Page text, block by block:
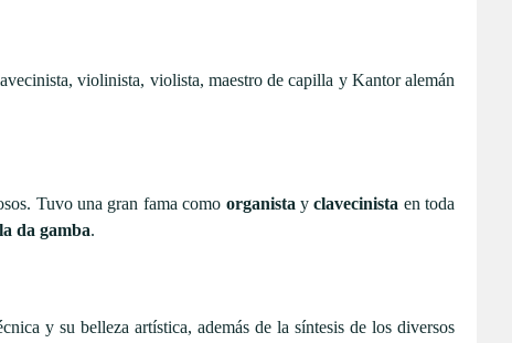
violinista, violista, maestro de capilla y Kantor alemán
Tuvo una gran fama como organista yclavecinista en toda
da gamba.
y su belleza artística, además de la síntesis de los diversos